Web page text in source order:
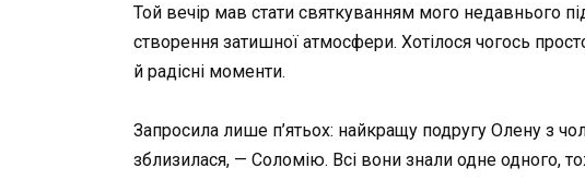
Той вечір мав стати святкуванням мого недавнього
створення затишної атмосфери. Хотілося чогось
й радісні моменти.
Запросила лише п’ятьох: найкращу подругу Олену з
зблизилася, — Соломію. Всі вони знали одне одного,